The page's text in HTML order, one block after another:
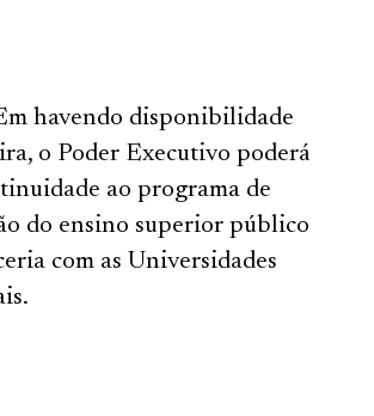
havendo disponibilidade
o Poder Executivo poderá
ao programa de
do ensino superior público
com as Universidades